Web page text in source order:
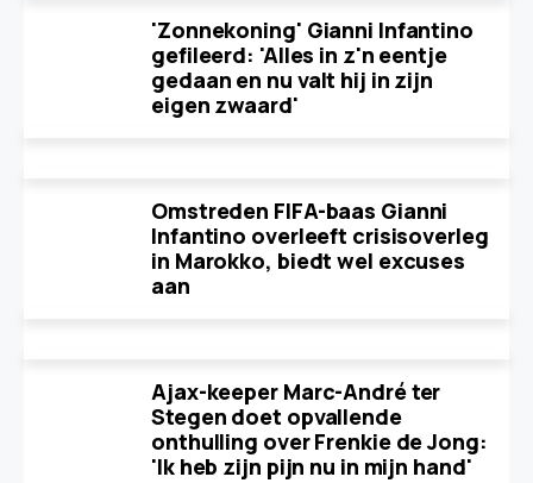
'Zonnekoning' Gianni Infantino
gefileerd: 'Alles in z'n eentje
gedaan en nu valt hij in zijn
eigen zwaard'
Omstreden FIFA-baas Gianni
Infantino overleeft crisisoverleg
in Marokko, biedt wel excuses
aan
Ajax-keeper Marc-André ter
Stegen doet opvallende
onthulling over Frenkie de Jong:
'Ik heb zijn pijn nu in mijn hand'